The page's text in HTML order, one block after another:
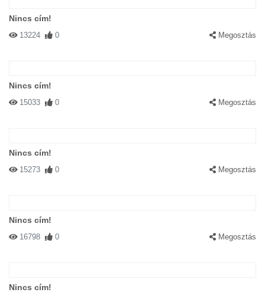
Nincs cím!
13224 0 Megosztás
Nincs cím!
15033 0 Megosztás
Nincs cím!
15273 0 Megosztás
Nincs cím!
16798 0 Megosztás
Nincs cím!